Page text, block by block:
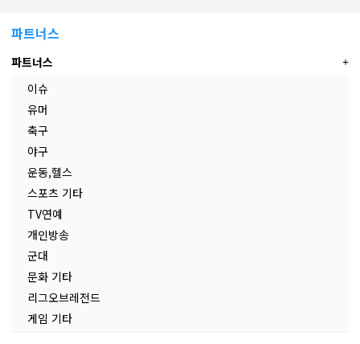
파트너스
파트너스
이슈
유머
축구
야구
운동,헬스
스포츠 기타
TV연예
개인방송
군대
문화 기타
리그오브레전드
게임 기타